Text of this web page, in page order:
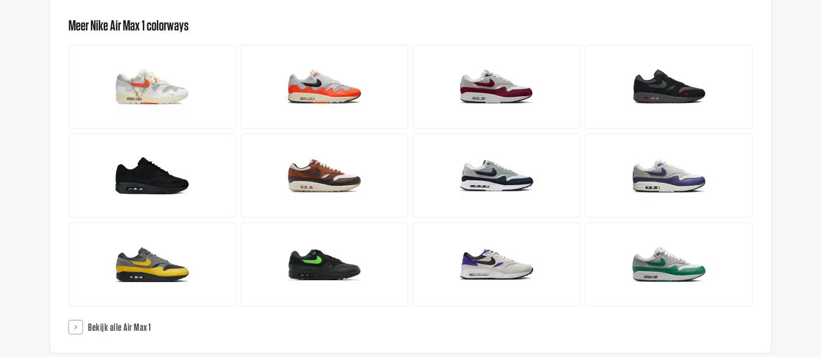
Meer Nike Air Max 1 colorways
Bekijk alle Air Max 1